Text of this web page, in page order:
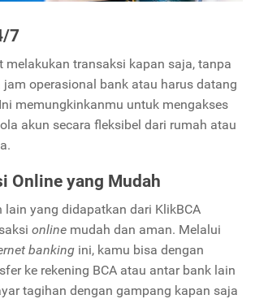
7
melakukan transaksi kapan saja, tanpa
jam operasional bank atau harus datang
memungkinkanmu untuk mengakses
akun secara fleksibel dari rumah atau
Online yang Mudah
lain yang didapatkan dari KlikBCA
online mudah dan aman. Melalui
banking ini, kamu bisa dengan
ke rekening BCA atau antar bank lain
tagihan dengan gampang kapan saja